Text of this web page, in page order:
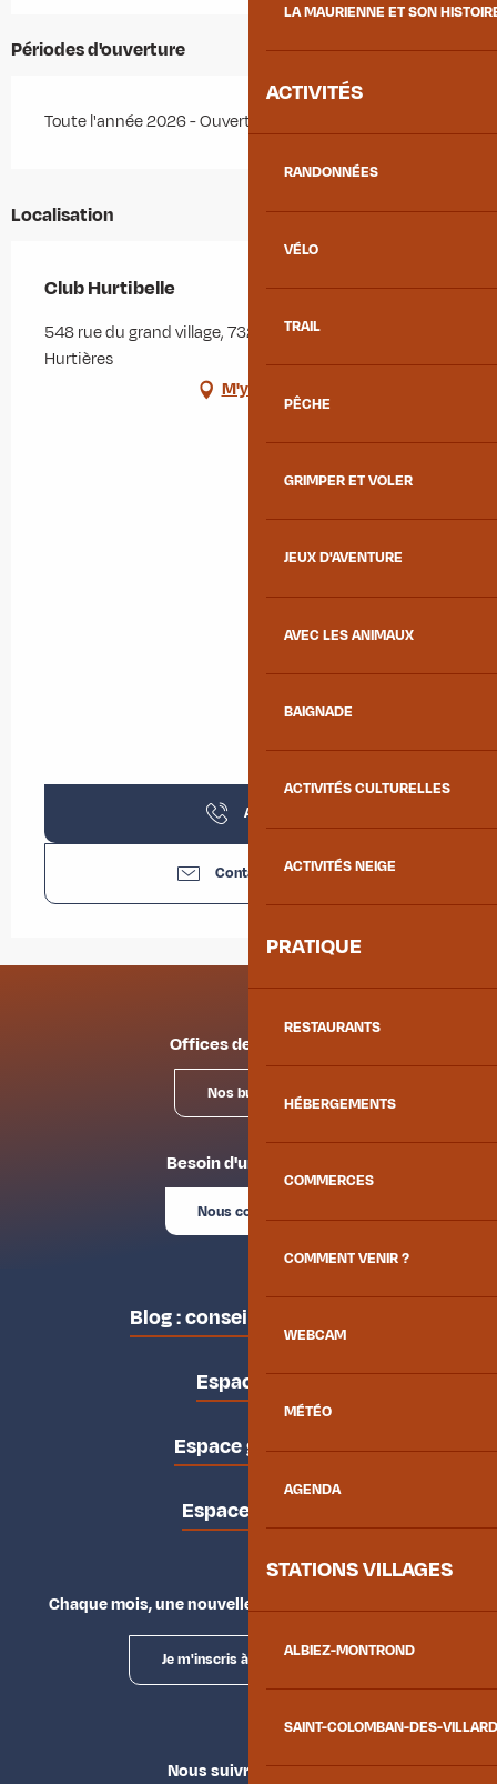
LA MAURIENNE ET SON
ACTIVITÉS
RANDONNÉES
VÉLO
TRAIL
PÊCHE
GRIMPER ET VOLER
JEUX D'AVENTURE
AVEC LES ANIMAUX
BAIGNADE
ACTIVITÉS CULTURELLES
ACTIVITÉS NEIGE
PRATIQUE
RESTAURANTS
HÉBERGEMENTS
COMMERCES
COMMENT VENIR ?
WEBCAM
MÉTÉO
AGENDA
STATIONS VILLAGES
ALBIEZ-MONTROND
SAINT-COLOMBAN-DES-
Périodes d'ouverture
Toute l'année 2026 - Ouvert tous les jours
Localisation
Club Hurtibelle
548 rue du grand village, 73220 Saint-Alban-des-
Hurtières
M'y rendre
Appeler
Contactez-nous
Offices de tourisme
Nos bureaux
Besoin d'un conseil ?
Nous contacter
Blog : conseils des locaux
Espace pro
Espace groupes
Espace presse
Chaque mois, une nouvelle façon d'explorer la vallée.
Je m'inscris à la newsletter
Nous suivre